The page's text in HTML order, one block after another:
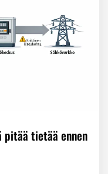
pitää tietää ennen